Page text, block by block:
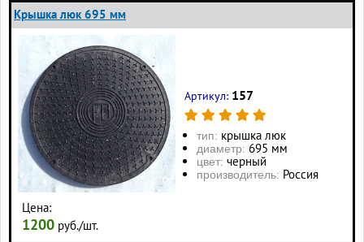
Крышка люк 695 мм
Цена:
1200 руб./шт.
Артикул: 157
тип: крышка люк
диаметр: 695 мм
цвет: черный
производитель: Россия